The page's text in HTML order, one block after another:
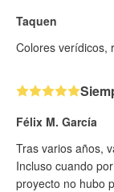
Taquen
Colores verídicos,
Félix M. García
Tras varios años,
Incluso cuando
proyecto no hubo